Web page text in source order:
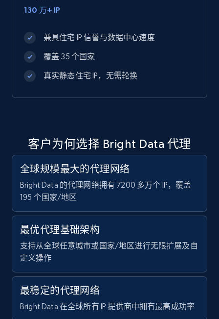
130 万+ IP
兼具住宅 IP 信誉与数据中心速度
覆盖 35 个国家
真实静态住宅 IP，无需轮换
客户为何选择 Bright Data 代理
全球规模最大的代理网络
Bright Data 的代理网络拥有 7200 多万个 IP，覆盖
195 个国家/地区
最优代理基础架构
支持从全球任意城市或国家/地区进行无限扩展及自
定义操作
最稳定的代理网络
Bright Data 在全球所有 IP 提供商中拥有最高成功率